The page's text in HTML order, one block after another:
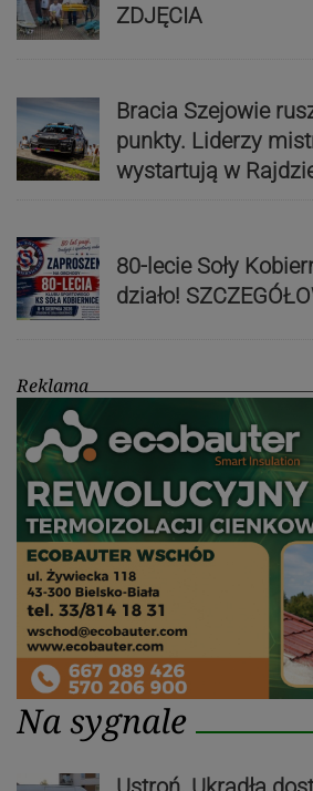
ZDJĘCIA
Bracia Szejowie
punkty. Liderzy
wystartują w
80-lecie Soły
działo!
Reklama
Na sygnale